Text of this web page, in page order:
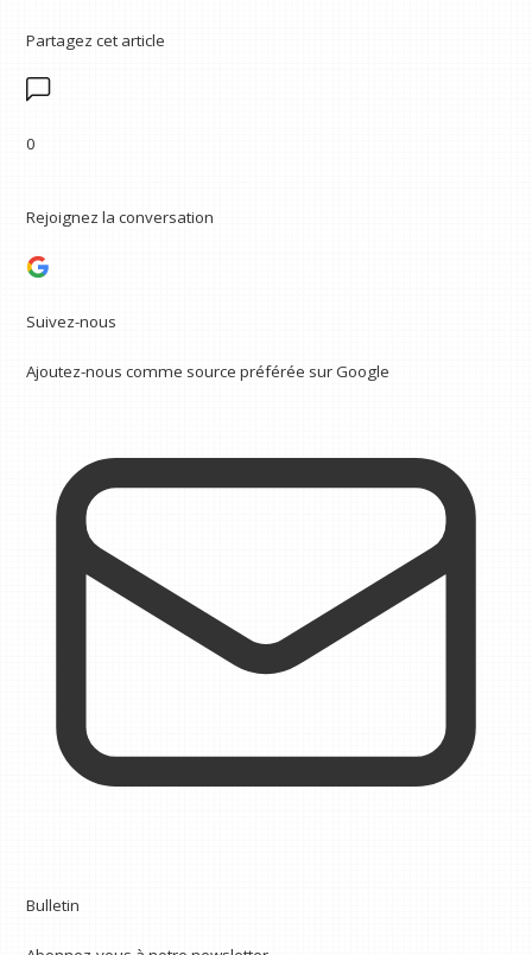
Partagez cet article
0
Rejoignez la conversation
Suivez-nous
Ajoutez-nous comme source préférée sur Google
Bulletin